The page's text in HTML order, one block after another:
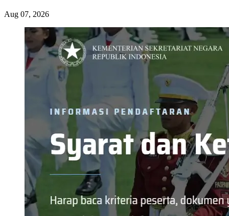
Aug 07, 2026